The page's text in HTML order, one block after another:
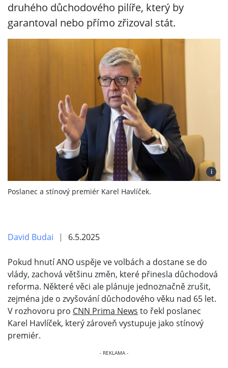
druhého důchodového pilíře, který by
garantoval nebo přímo zřizoval stát.
i
Poslanec a stínový premiér Karel Havlíček.
David Budai 6.5.2025
Pokud hnutí ANO uspěje ve volbách a dostane se do
vlády, zachová většinu změn, které přinesla důchodová
reforma. Některé věci ale plánuje jednoznačně zrušit,
zejména jde o zvyšování důchodového věku nad 65 let.
V rozhovoru pro CNN Prima News to řekl poslanec
Karel Havlíček, který zároveň vystupuje jako stínový
premiér.